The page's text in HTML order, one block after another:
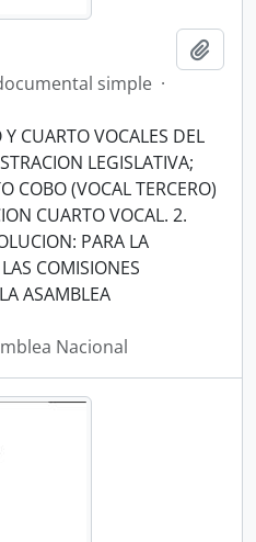
simple ·
CUARTO VOCALES DEL
LEGISLATIVA;
COBO (VOCAL TERCERO)
CUARTO VOCAL. 2.
PARA LA
COMISIONES
ASAMBLEA
Nacional